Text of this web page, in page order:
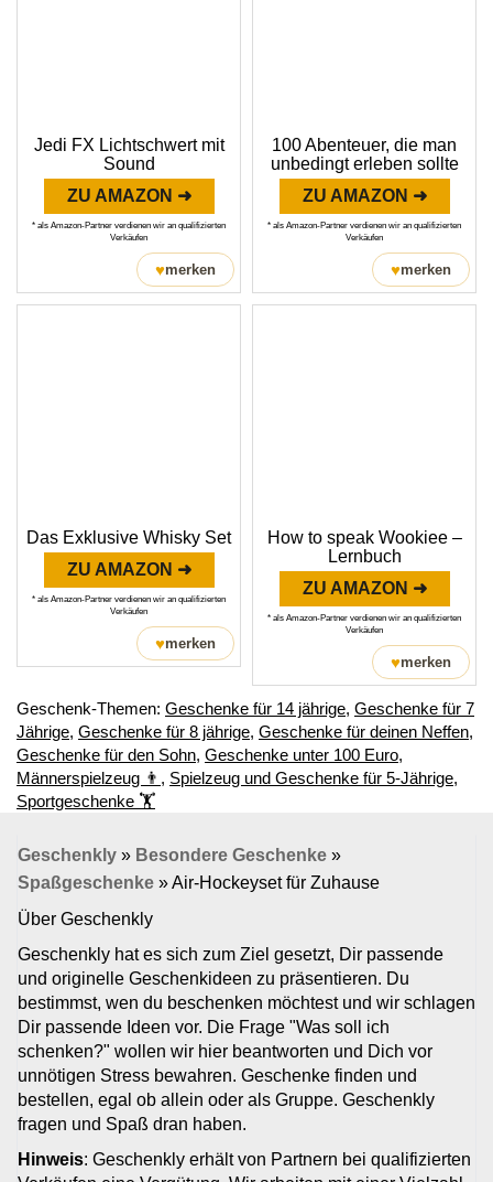
Jedi FX Lichtschwert mit
Sound
ZU AMAZON ➜
* als Amazon-Partner verdienen wir an qualifizierten
Verkäufen
♥merken
100 Abenteuer, die man
unbedingt erleben sollte
ZU AMAZON ➜
* als Amazon-Partner verdienen wir an qualifizierten
Verkäufen
♥merken
Das Exklusive Whisky Set
ZU AMAZON ➜
* als Amazon-Partner verdienen wir an qualifizierten
Verkäufen
♥merken
How to speak Wookiee –
Lernbuch
ZU AMAZON ➜
* als Amazon-Partner verdienen wir an qualifizierten
Verkäufen
♥merken
Geschenk-Themen: Geschenke für 14 jährige, Geschenke für 7
Jährige, Geschenke für 8 jährige, Geschenke für deinen Neffen,
Geschenke für den Sohn, Geschenke unter 100 Euro,
Männerspielzeug 👨 , Spielzeug und Geschenke für 5-Jährige,
Sportgeschenke ‭🏋
Geschenkly » Besondere Geschenke »
Spaßgeschenke »Air-Hockeyset für Zuhause
Über Geschenkly
Geschenkly hat es sich zum Ziel gesetzt, Dir passende
und originelle Geschenkideen zu präsentieren. Du
bestimmst, wen du beschenken möchtest und wir schlagen
Dir passende Ideen vor. Die Frage "Was soll ich
schenken?" wollen wir hier beantworten und Dich vor
unnötigen Stress bewahren. Geschenke finden und
bestellen, egal ob allein oder als Gruppe. Geschenkly
fragen und Spaß dran haben.
Hinweis: Geschenkly erhält von Partnern bei qualifizierten